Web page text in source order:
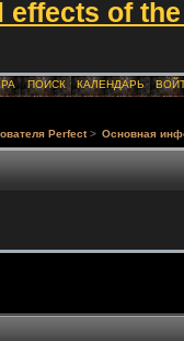
effects of
ПОИСК КАЛЕНДАРЬ
Perfect> Основная